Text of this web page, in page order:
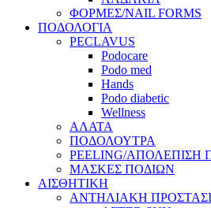
ΦΟΡΜΕΣ/NAIL FORMS
ΠΟΔΟΛΟΓΙΑ
PECLAVUS
Podocare
Podo med
Hands
Podo diabetic
Wellness
ΑΛΑΤΑ
ΠΟΔΟΛΟΥΤΡΑ
PEELING/ΑΠΟΛΕΠΙΣΗ
ΜΑΣΚΕΣ ΠΟΔΙΩΝ
ΑΙΣΘΗΤΙΚΗ
ΑΝΤΗΛΙΑΚΗ